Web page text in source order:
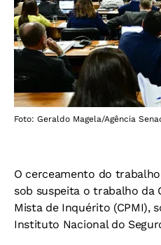
Foto: Geraldo Magela/Agência
O cerceamento do
sob suspeita o trabalho da
Mista de Inquérito (CPMI),
Instituto Nacional do